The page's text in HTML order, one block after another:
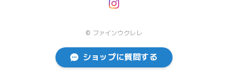
© ファインウクレレ
ショップに質問する